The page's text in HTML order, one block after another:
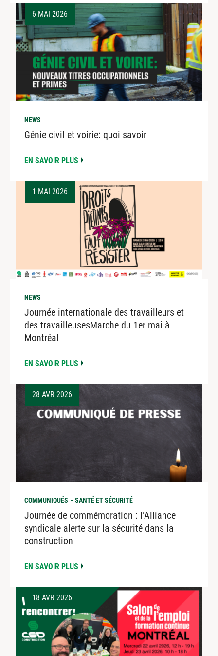
6 MAI 2026
NEWS
Génie civil et voirie: quoi savoir
EN SAVOIR PLUS
1 MAI 2026
NEWS
Journée internationale des travailleurs et
des travailleusesMarche du 1er mai à
Montréal
EN SAVOIR PLUS
28 AVR 2026
COMMUNIQUÉS SANTÉ ET SÉCURITÉ
Journée de commémoration : l’Alliance
syndicale alerte sur la sécurité dans la
construction
EN SAVOIR PLUS
18 AVR 2026